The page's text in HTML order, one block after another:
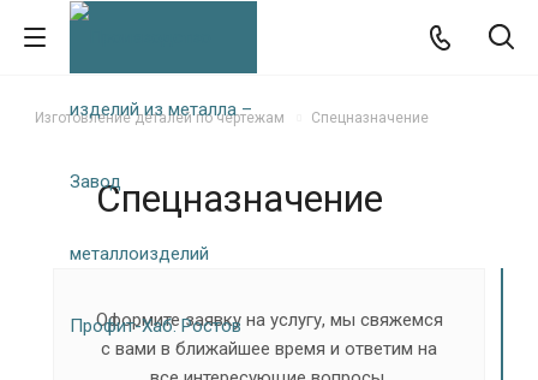
Изготовление деталей по чертежам Спецназначение
Спецназначение
Оформите заявку на услугу, мы свяжемся
с вами в ближайшее время и ответим на